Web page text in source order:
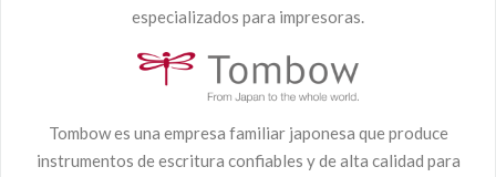
especializados para impresoras.
Tombow es una empresa familiar japonesa que produce
instrumentos de escritura confiables y de alta calidad para